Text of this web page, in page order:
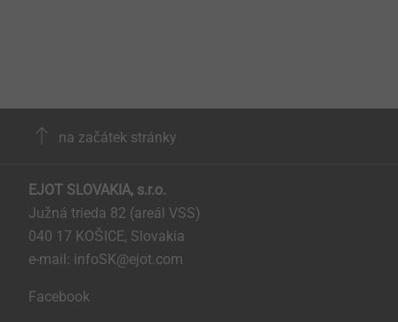
na začátek stránky
EJOT SLOVAKIA, s.r.o.
Južná trieda 82 (areál VSS)
040 17 KOŠICE, Slovakia
e-mail: infoSK@ejot.com
Facebook